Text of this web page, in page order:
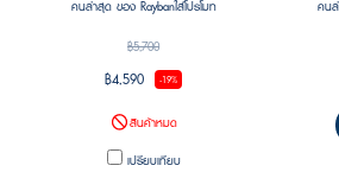
คนล่าสุด ของ Raybanใส่โปรโมท
฿5,700
฿4,590 -19%
สินค้าหมด
เปรียบเทียบ
คนล่